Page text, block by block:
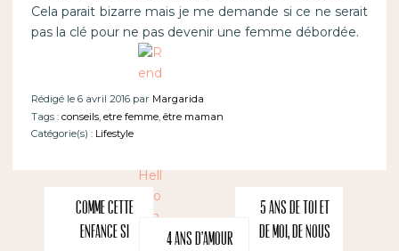
Cela parait bizarre mais je me demande si ce ne serait
pas la clé pour ne pas devenir une femme débordée.
Rédigé le 6 avril 2016 par Margarida
Tags : conseils, etre femme, être maman
Catégorie(s) : Lifestyle
Comme cette
enfance si
4 ans d’amour
5 ans de toi et
de moi, de nous